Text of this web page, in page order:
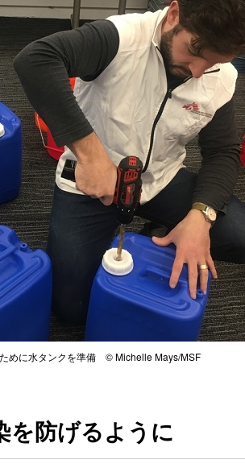
めに水タンクを準備 © Michelle Mays/MSF
を防げるように